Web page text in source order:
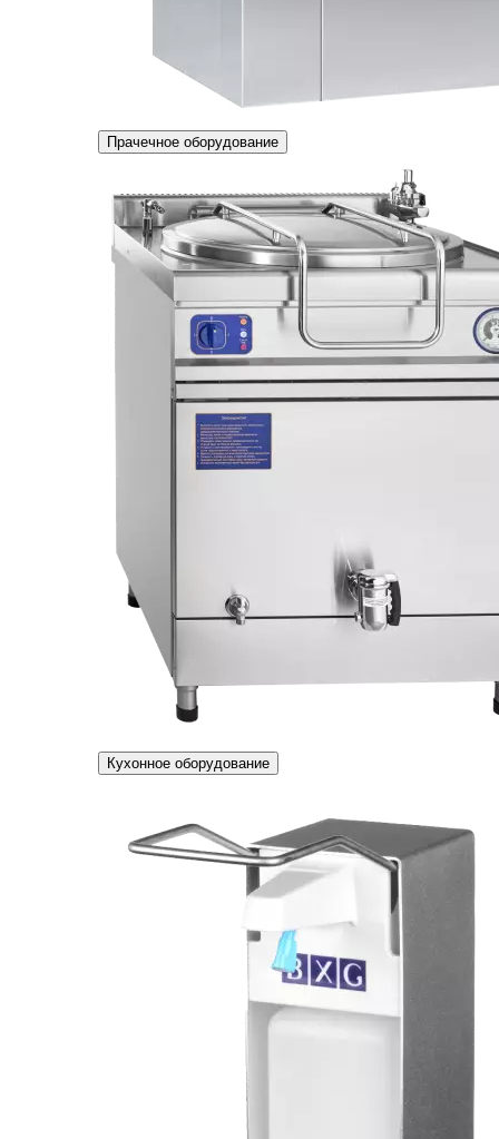
Прачечное оборудование
Кухонное оборудование